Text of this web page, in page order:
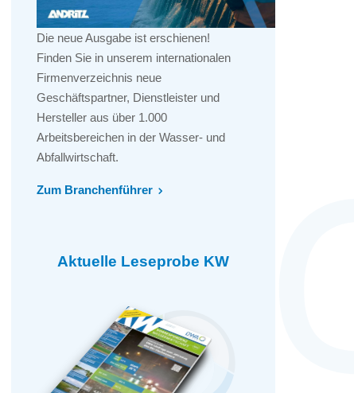
Die neue Ausgabe ist erschienen!
Finden Sie in unserem internationalen
Firmenverzeichnis neue
Geschäftspartner, Dienstleister und
Hersteller aus über 1.000
Arbeitsbereichen in der Wasser- und
Abfallwirtschaft.
Zum Branchenführer
Aktuelle Leseprobe KW